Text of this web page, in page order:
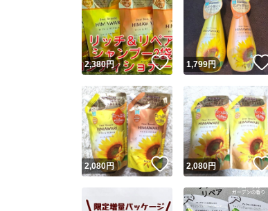
2,380円 いいね！
1,799円
2,080円 いいね！
2,080円